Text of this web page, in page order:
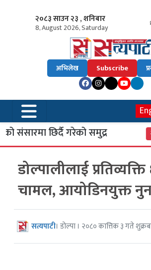
२०८३ साउन २३ , शनिबार
8, August 2026, Saturday
अभिलेख Subscribe
छिर्दै गरेको समुद्र
डोल्पालीलाई
चामल, आयोडिनयुक्त
सत्यपाटी। डोल्पा । २०८० कात्तिक ३ गते